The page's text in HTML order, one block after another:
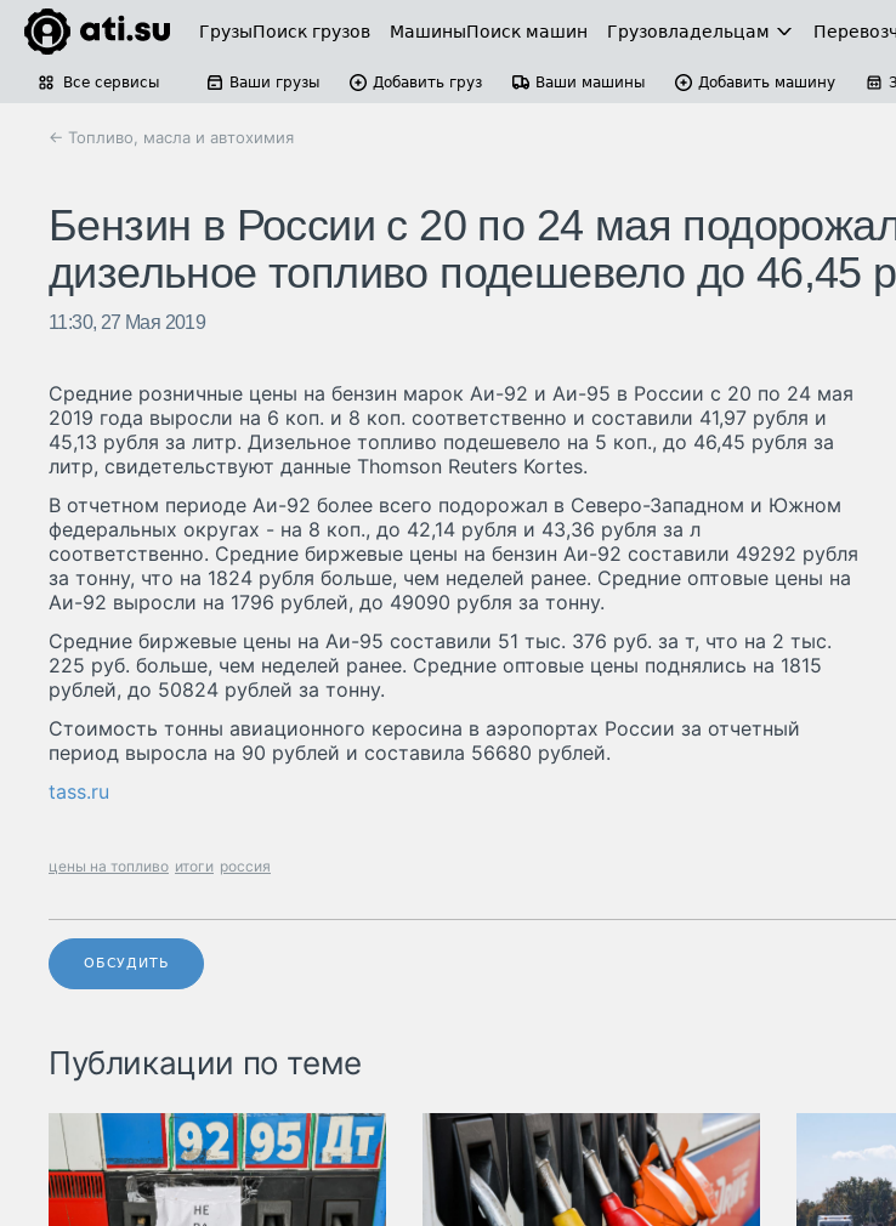
ГрузыПоиск грузов МашиныПоиск машин Грузовладельцам
Все сервисы Ваши грузы Добавить груз Ваши машины Добавить машину
← Топливо, масла и автохимия
Бензин в России с 20 по 24 мая
дизельное топливо подешевело до 46,45
11:30, 27 Мая 2019
Средние розничные цены на бензин марок Аи-92 и Аи-95 в России с 20 по 24 мая
2019 года выросли на 6 коп. и 8 коп. соответственно и составили 41,97 рубля и
45,13 рубля за литр. Дизельное топливо подешевело на 5 коп., до 46,45 рубля за
литр, свидетельствуют данные Thomson Reuters Kortes.
В отчетном периоде Аи-92 более всего подорожал в Северо-Западном и Южном
федеральных округах - на 8 коп., до 42,14 рубля и 43,36 рубля за л
соответственно. Средние биржевые цены на бензин Аи-92 составили 49292 рубля
за тонну, что на 1824 рубля больше, чем неделей ранее. Средние оптовые цены на
Аи-92 выросли на 1796 рублей, до 49090 рубля за тонну.
Средние биржевые цены на Аи-95 составили 51 тыс. 376 руб. за т, что на 2 тыс.
225 руб. больше, чем неделей ранее. Средние оптовые цены поднялись на 1815
рублей, до 50824 рублей за тонну.
Стоимость тонны авиационного керосина в аэропортах России за отчетный
период выросла на 90 рублей и составила 56680 рублей.
tass.ru
цены на топливо итоги россия
ОБСУДИТЬ
Публикации по теме